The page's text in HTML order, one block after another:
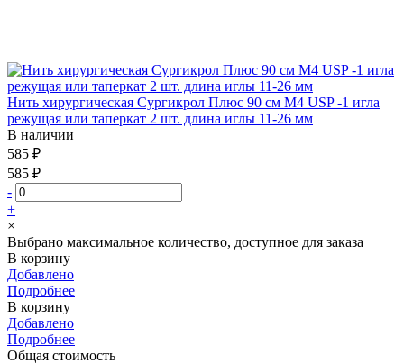
Нить хирургическая Сургикрол Плюс 90 см М4 USP -1 игла
режущая или таперкат 2 шт. длина иглы 11-26 мм
В наличии
585 ₽
585 ₽
-
+
×
Выбрано максимальное количество, доступное для заказа
В корзину
Добавлено
Подробнее
В корзину
Добавлено
Подробнее
Общая стоимость